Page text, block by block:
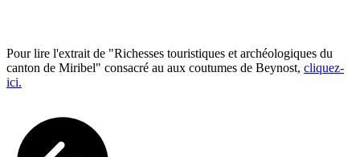
Pour lire l'extrait de "Richesses touristiques et archéologiques du
canton de Miribel" consacré au aux coutumes de Beynost, cliquez-
ici.